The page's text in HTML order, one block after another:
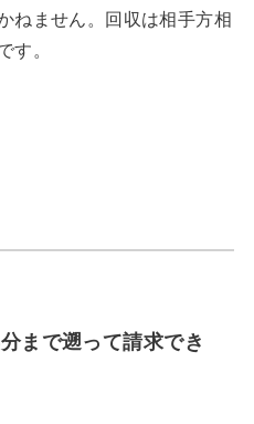
ねません。回収は相手方相
す。
まで遡って請求でき